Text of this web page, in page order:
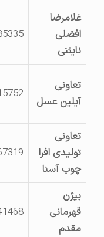
غلامرضا
افضلی
نایئنی
تعاونی
آیلین عسل
تعاونی
تولیدی افرا
چوب آسنا
بیژن
قهرمانی
مقدم